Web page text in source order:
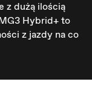
z dużą ilością
Hybrid+ to
z jazdy na co